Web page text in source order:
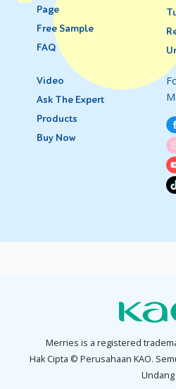
Page
Free Sample
FAQ
Video
Ask The Expert
Products
Buy Now
Merries is a registered
Hak Cipta © Perusahaan KAO.
Undang